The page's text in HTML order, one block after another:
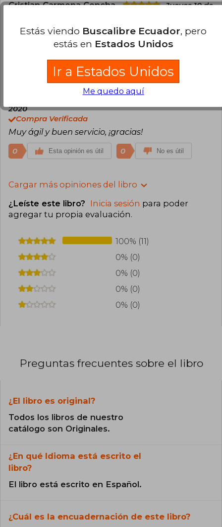
Cristian Carmona Concha
Jueves 10 de
Compra Verificada
Llego dentro del plazo estipulado y el libro en
perfectas condiciones
Esta opinión es útil 0 No es útil
Sábado 04 de Enero,
2020
Compra Verificada
Muy ágil y buen servicio, ¡gracias!
0 Esta opinión es útil 0 No es útil
Cargar más opiniones del libro
¿Leíste este libro? Inicia sesión para poder
agregar tu propia evaluación.
100% (11)
0% (0)
0% (0)
0% (0)
0% (0)
Preguntas frecuentes sobre el libro
¿El libro es original?
Todos los libros de nuestro
catálogo son Originales.
¿En qué Idioma está escrito el
libro?
El libro está escrito en Español.
¿Cuál es la encuadernación de este libro?
Estás viendo Buscalibre Ecuador, pero
estás en Estados Unidos
Ir a Estados Unidos
Me quedo aquí